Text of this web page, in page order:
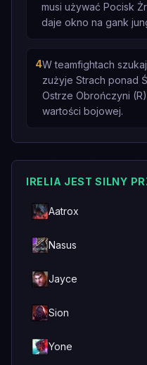
musi używać Pocisk
daje okno na gank
4W teamfightach
zużyje Strach ponad
Ostrze Obrończyni
wartości bojowej.
IRELIA JEST SILNY
Aatrox
Nasus
Jayce
Sion
Yone